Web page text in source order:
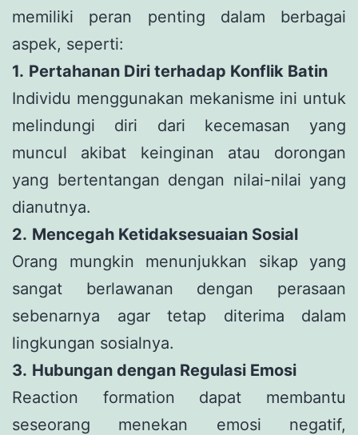
memiliki peran penting dalam berbagai
aspek, seperti:
1. Pertahanan Diri terhadap Konflik Batin
Individu menggunakan mekanisme ini untuk
melindungi diri dari kecemasan yang
muncul akibat keinginan atau dorongan
yang bertentangan dengan nilai-nilai yang
dianutnya.
2. Mencegah Ketidaksesuaian Sosial
Orang mungkin menunjukkan sikap yang
sangat berlawanan dengan perasaan
sebenarnya agar tetap diterima dalam
lingkungan sosialnya.
3. Hubungan dengan Regulasi Emosi
Reaction formation dapat membantu
seseorang menekan emosi negatif,